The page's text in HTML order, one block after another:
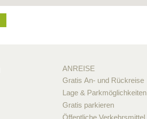
ANREISE
Gratis An- und Rückreise
Lage & Parkmöglichkeiten
Gratis parkieren
Öffentliche Verkehrsmittel